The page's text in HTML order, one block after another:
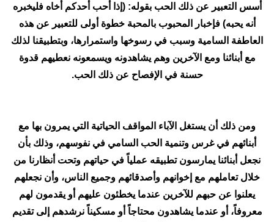
أسس التعبير عن ذلك الحب بقوله: (إذا أحب أحدكم أخاه فليخبره
أنه يحبه) فإخبار المحبوب بالمحبة خطوة أولى للتعبير عن هذه
العاطفة السامية وسبب في رسوخها واستمرارها، وبتطبيقنا لذلك
مع أبنائنا ومع الآخرين وهم يشاهدونه ويسمعونه نعطيهم قدوة
حسنة في الإفصاح عن ذلك الحب.
ومن ذلك أن يستغل الآباء المواقف الحياتية التي يمرون بها مع
أبنائهم في غرس وتنمية الحب السامي في نفوسهم، وذلك بأن
نجعل أبنائنا يمارسون تطبيقه عملياً في حياتهم وتحت أنظارنا من
خلال تعاملهم مع إخوانهم وأصدقائهم وجميع الناس، وأن نجعلهم
يعلنوا عن حبهم للآخرين عندما يخطئون عليهم أو يقدمون لهم
معروفاً، أو عندما يشاهدون محتاجاً أو مسكيناً نرشدهم إلى تقديم